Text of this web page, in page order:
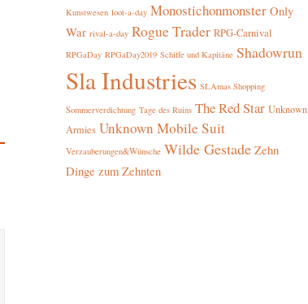
Kunstwesen loot-a-day Monostichonmonster Only
War rival-a-day Rogue Trader RPG-Carnival
RPGaDay RPGaDay2019 Schiffe und Kapitäne Shadowrun
Sla Industries SLAmas Shopping
Sommerverdichtung Tage des Ruins The Red Star Unknown
Armies Unknown Mobile Suit
Verzauberungen&Wünsche Wilde Gestade Zehn
Dinge zum Zehnten